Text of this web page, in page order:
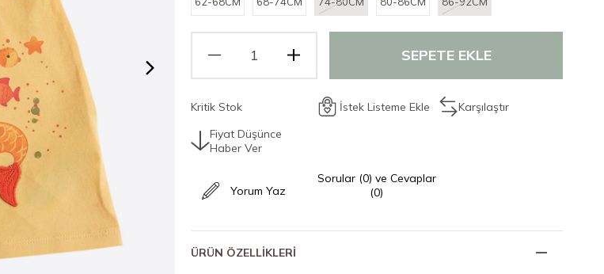
Kritik Stok İstek Listeme Ekle
Karşılaştır
Fiyat Düşünce
Haber Ver
Yorum Yaz
Sorular (0) ve Cevaplar
(0)
ÜRÜN ÖZELLIKLERI